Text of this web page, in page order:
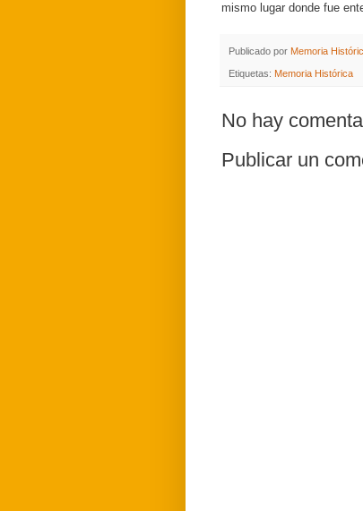
mismo lugar donde fue
Publicado por Memoria
Etiquetas: Memoria Histórica
No hay
Publicar un